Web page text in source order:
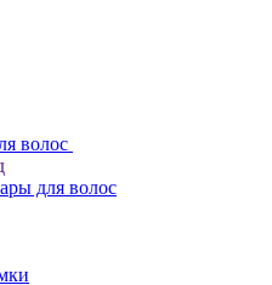
волос
для волос